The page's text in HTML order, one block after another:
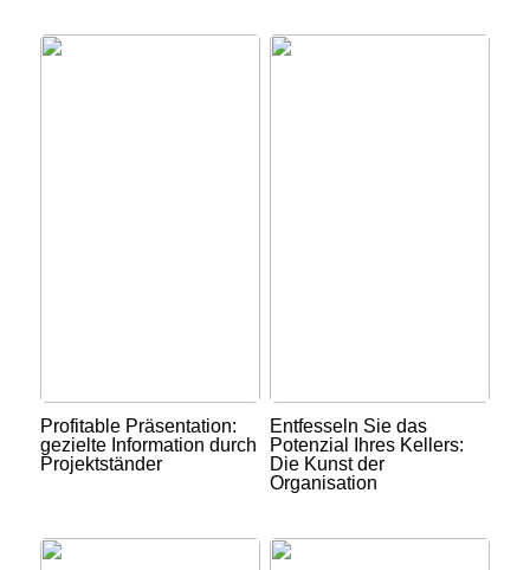
Profitable Präsentation:
gezielte Information durch
Projektständer
Entfesseln Sie das
Potenzial Ihres Kellers:
Die Kunst der
Organisation